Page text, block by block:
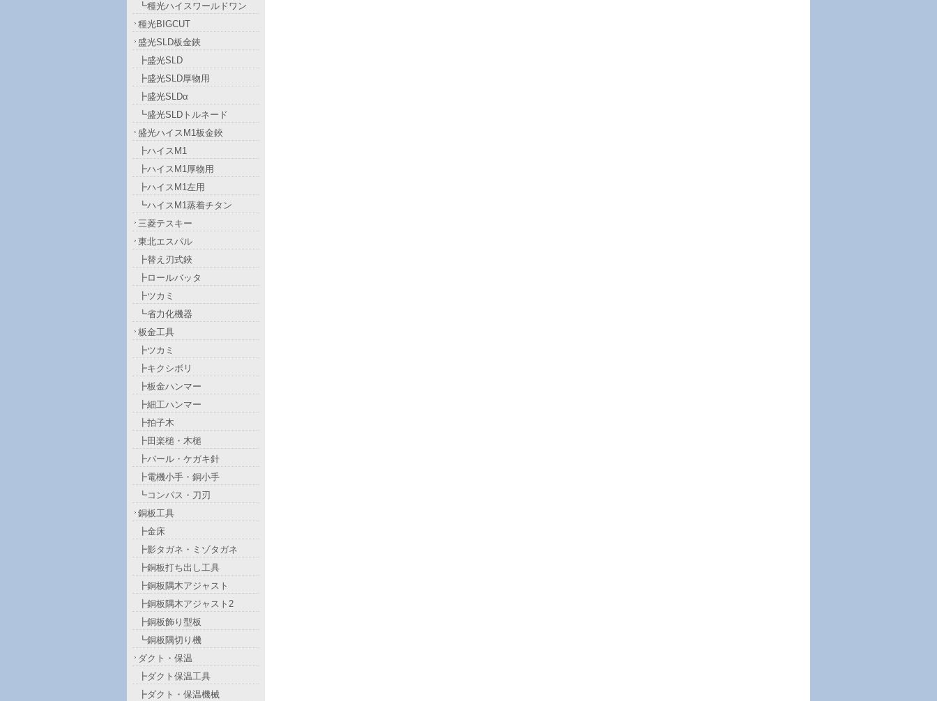
┗種光ハイスワールドワン
種光BIGCUT
盛光SLD板金鋏
┣盛光SLD
┣盛光SLD厚物用
┣盛光SLDα
┗盛光SLDトルネード
盛光ハイスM1板金鋏
┣ハイスM1
┣ハイスM1厚物用
┣ハイスM1左用
┗ハイスM1蒸着チタン
三菱テスキー
東北エスパル
┣替え刃式鋏
┣ロールバッタ
┣ツカミ
┗省力化機器
板金工具
┣ツカミ
┣キクシボリ
┣板金ハンマー
┣細工ハンマー
┣拍子木
┣田楽槌・木槌
┣バール・ケガキ針
┣電機小手・銅小手
┗コンパス・刀刃
銅板工具
┣金床
┣影タガネ・ミゾタガネ
┣銅板打ち出し工具
┣銅板隅木アジャスト
┣銅板隅木アジャスト2
┣銅板飾り型板
┗銅板隅切り機
ダクト・保温
┣ダクト保温工具
┣ダクト・保温機械